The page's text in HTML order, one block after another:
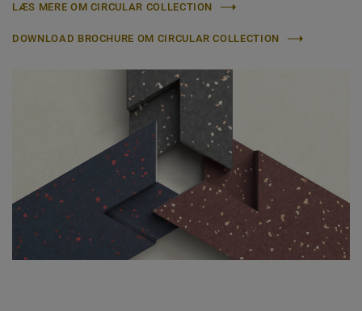
LÆS MERE OM CIRCULAR COLLECTION
DOWNLOAD BROCHURE OM CIRCULAR COLLECTION